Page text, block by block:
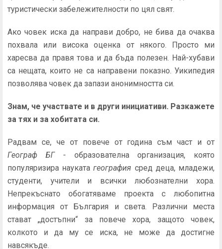
туристически забележителности по цял свят.
Ако човек иска да направи добро, не бива да очаква
похвала или висока оценка от някого. Просто ми
харесва да правя това и да бъда полезен. Най-хубави
са нещата, които не са направени показно. Уикипедия
позволява човек да запази анонимността си.
Знам, че участвате и в други инициативи. Разкажете
за тях и за хобитата си.
Радвам се, че от повече от година съм част и от
Географ БГ- образователна организация, която
популяризира наукатагеография сред деца, младежи,
студенти, учители и всички любознателни хора.
Непрекъснато обогатяваме проекта с любопитна
информация от България и света. Различни места
стават „достъпни“ за повече хора, защото човек,
колкото и да му се иска, не може да достигне
навсякъде.